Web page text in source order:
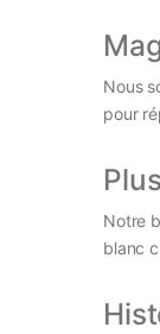
Nous
pour
Notre
blanc